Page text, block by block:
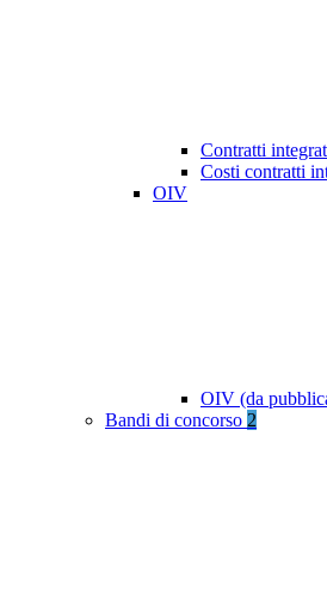
Contratti
Costi contratti
OIV
OIV (da
Bandi di concorso 2